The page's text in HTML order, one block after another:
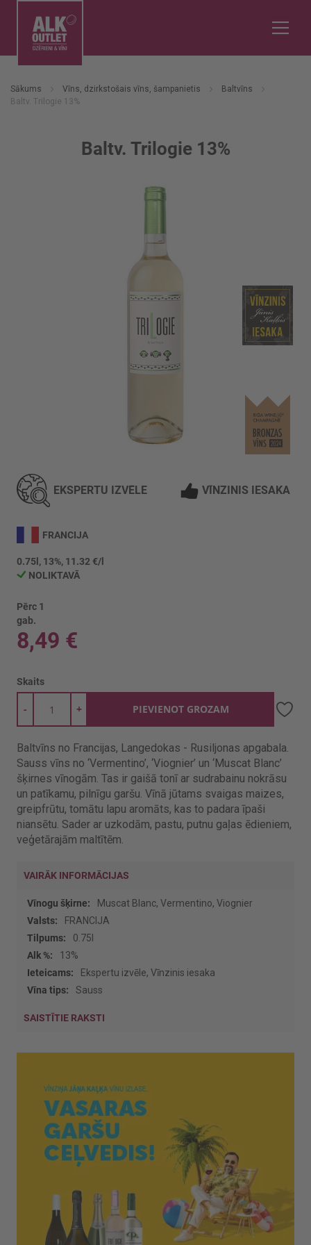
Sākums Vīns, dzirkstošais vīns, šampanietis
Baltvīns
Baltv. Trilogie 13%
Baltv. Trilogie 13%
uz
galerijas
sākumu
EKSPERTU IZVĒLE VĪNZINIS IESAKA
FRANCIJA
0.75l, 13%, 11.32 €/l
NOLIKTAVĀ
Pērc 1
gab.
8,49 €
Skaits
+
- PIEVIENOT GROZAM
Baltvīns no Francijas, Langedokas - Rusiljonas apgabala.
Sauss vīns no ‘Vermentino’, ‘Viognier’ un ‘Muscat Blanc’
šķirnes vīnogām. Tas ir gaišā tonī ar sudrabainu nokrāsu
un patīkamu, pilnīgu garšu. Vīnā jūtams svaigas maizes,
greipfrūtu, tomātu lapu aromāts, kas to padara īpaši
niansētu. Sader ar uzkodām, pastu, putnu gaļas ēdieniem,
veģetārajām maltītēm.
VAIRĀK INFORMĀCIJAS
Vairāk
informācijas
Muscat Blanc, Vermentino, Viognier
FRANCIJA
0.75l
13%
Ekspertu izvēle, Vīnzinis iesaka
Sauss
SAISTĪTIE RAKSTI